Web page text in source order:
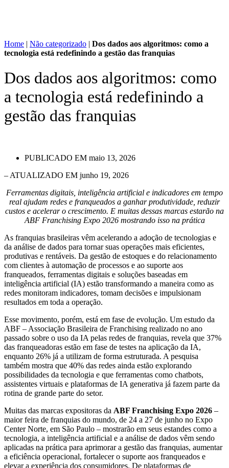
Home | Não categorizado | Dos dados aos algoritmos: como a
tecnologia está redefinindo a gestão das franquias
Dos dados aos algoritmos: como
a tecnologia está redefinindo a
gestão das franquias
PUBLICADO EM maio 13, 2026
– ATUALIZADO EM junho 19, 2026
Ferramentas digitais, inteligência artificial e indicadores em tempo
real ajudam redes e franqueados a ganhar produtividade, reduzir
custos e acelerar o crescimento. E muitas dessas marcas estarão na
ABF Franchising Expo 2026 mostrando isso na prática
As franquias brasileiras vêm acelerando a adoção de tecnologias e
da análise de dados para tornar suas operações mais eficientes,
produtivas e rentáveis. Da gestão de estoques e do relacionamento
com clientes à automação de processos e ao suporte aos
franqueados, ferramentas digitais e soluções baseadas em
inteligência artificial (IA) estão transformando a maneira como as
redes monitoram indicadores, tomam decisões e impulsionam
resultados em toda a operação.
Esse movimento, porém, está em fase de evolução. Um estudo da
ABF – Associação Brasileira de Franchising realizado no ano
passado sobre o uso da IA pelas redes de franquias, revela que 37%
das franqueadoras estão em fase de testes na aplicação da IA,
enquanto 26% já a utilizam de forma estruturada. A pesquisa
também mostra que 40% das redes ainda estão explorando
possibilidades da tecnologia e que ferramentas como chatbots,
assistentes virtuais e plataformas de IA generativa já fazem parte da
rotina de grande parte do setor.
Muitas das marcas expositoras da ABF Franchising Expo 2026 –
maior feira de franquias do mundo, de 24 a 27 de junho no Expo
Center Norte, em São Paulo – mostrarão em seus estandes como a
tecnologia, a inteligência artificial e a análise de dados vêm sendo
aplicadas na prática para aprimorar a gestão das franquias, aumentar
a eficiência operacional, fortalecer o suporte aos franqueados e
elevar a experiência dos consumidores. De plataformas de